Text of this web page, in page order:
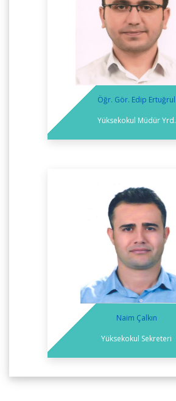
Öğr. Gör. Edip Ertuğrul
Yüksekokul Müdür Yrd.
Naim Çalkın
Yüksekokul Sekreteri